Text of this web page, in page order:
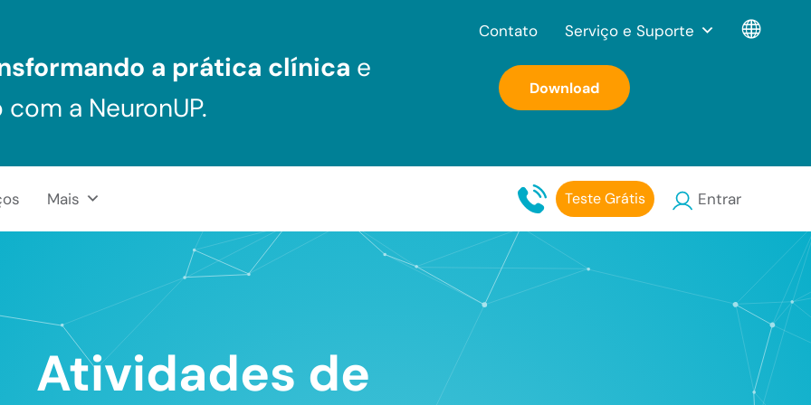
a prática clínica e
a NeuronUP.
Download
Mais Teste Grátis Entrar
Contato Serviço e Suporte
Atividades de